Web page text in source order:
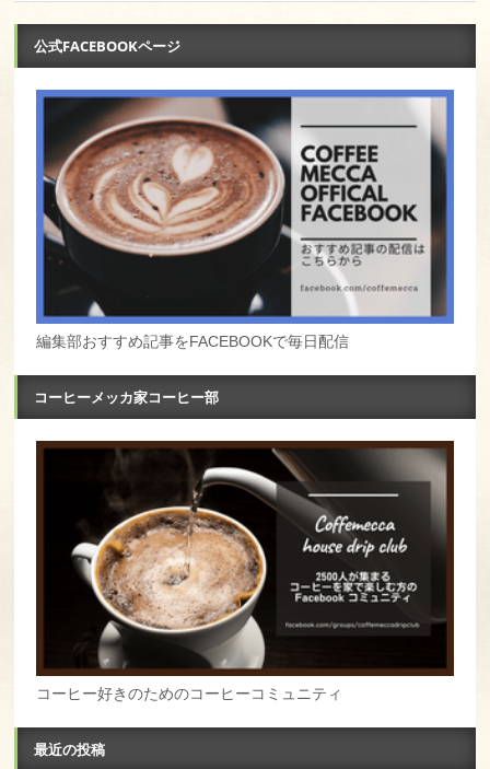
公式FACEBOOKページ
編集部おすすめ記事をFACEBOOKで毎日配信
コーヒーメッカ家コーヒー部
コーヒー好きのためのコーヒーコミュニティ
最近の投稿